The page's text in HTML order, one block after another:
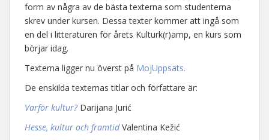
form av några av de bästa texterna som studenterna
skrev under kursen. Dessa texter kommer att ingå som
en del i litteraturen för årets Kulturk(r)amp, en kurs som
börjar idag.
Texterna ligger nu överst på MojUppsats.
De enskilda texternas titlar och författare är:
Varför kultur?Darijana Jurić
Hesse, kultur och framtidValentina Kežić